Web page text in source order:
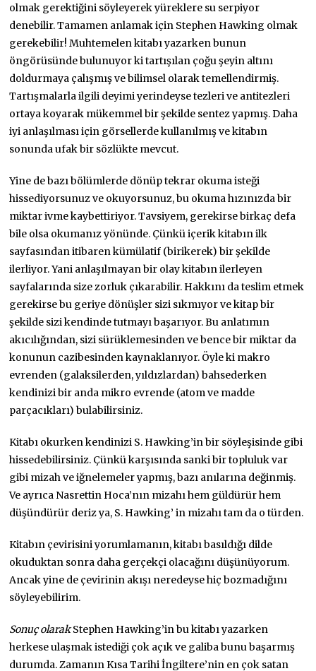
olmak gerektiğini söyleyerek yüreklere su serpiyor
denebilir. Tamamen anlamak için Stephen Hawking olmak
gerekebilir! Muhtemelen kitabı yazarken bunun
öngörüsünde bulunuyor ki tartışılan çoğu şeyin altını
doldurmaya çalışmış ve bilimsel olarak temellendirmiş.
Tartışmalarla ilgili deyimi yerindeyse tezleri ve antitezleri
ortaya koyarak mükemmel bir şekilde sentez yapmış. Daha
iyi anlaşılması için görsellerde kullanılmış ve kitabın
sonunda ufak bir sözlükte mevcut.
Yine de bazı bölümlerde dönüp tekrar okuma isteği
hissediyorsunuz ve okuyorsunuz, bu okuma hızınızda bir
miktar ivme kaybettiriyor. Tavsiyem, gerekirse birkaç defa
bile olsa okumanız yönünde. Çünkü içerik kitabın ilk
sayfasından itibaren kümülatif (birikerek) bir şekilde
ilerliyor. Yani anlaşılmayan bir olay kitabın ilerleyen
sayfalarında size zorluk çıkarabilir. Hakkını da teslim etmek
gerekirse bu geriye dönüşler sizi sıkmıyor ve kitap bir
şekilde sizi kendinde tutmayı başarıyor. Bu anlatımın
akıcılığından, sizi sürüklemesinden ve bence bir miktar da
konunun cazibesinden kaynaklanıyor. Öyle ki makro
evrenden (galaksilerden, yıldızlardan) bahsederken
kendinizi bir anda mikro evrende (atom ve madde
parçacıkları) bulabilirsiniz.
Kitabı okurken kendinizi S. Hawking’in bir söyleşisinde gibi
hissedebilirsiniz. Çünkü karşısında sanki bir topluluk var
gibi mizah ve iğnelemeler yapmış, bazı anılarına değinmiş.
Ve ayrıca Nasrettin Hoca’nın mizahı hem güldürür hem
düşündürür deriz ya, S. Hawking’ in mizahı tam da o türden.
Kitabın çevirisini yorumlamanın, kitabı basıldığı dilde
okuduktan sonra daha gerçekçi olacağını düşünüyorum.
Ancak yine de çevirinin akışı neredeyse hiç bozmadığını
söyleyebilirim.
Sonuç olarakStephen Hawking’in bu kitabı yazarken
herkese ulaşmak istediği çok açık ve galiba bunu başarmış
durumda. Zamanın Kısa Tarihi İngiltere’nin en çok satan